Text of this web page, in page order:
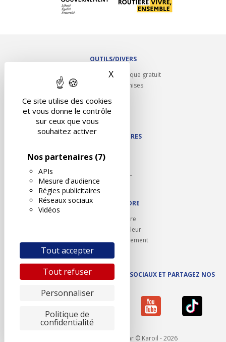
Ce site utilise des cookies
et vous donne le contrôle
sur ceux que vous
souhaitez activer
Nos partenaires (7)
APIs
Mesure d'audience
Régies publicitaires
Réseaux sociaux
Vidéos
Tout accepter
Tout refuser
Personnaliser
Politique de
confidentialité
X Masquer le bandeau des
OUTILS/DIVERS
Rappel contrôle technique gratuit
Partenariats/Remises
Contact
NOS PARTENAIRES
Autodidact
Karoil
Autovision PL
Motovision
NOUS REJOINDRE
Ouvrir un centre
Devenez contrôleur
Carrières et recrutement
SUIVEZ AUTOVISION SUR LES RÉSEAUX SOCIAUX ET PARTAGEZ NOS
- Réalisé par © Karoil - 2026